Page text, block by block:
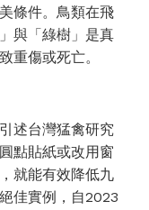
條件。鳥類在飛
與「綠樹」是真
重傷或死亡。
述台灣猛禽研究
點貼紙或改用窗
就能有效降低九
佳實例，自2023